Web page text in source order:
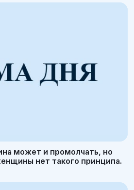
может и промолчать, но
нет такого принципа.